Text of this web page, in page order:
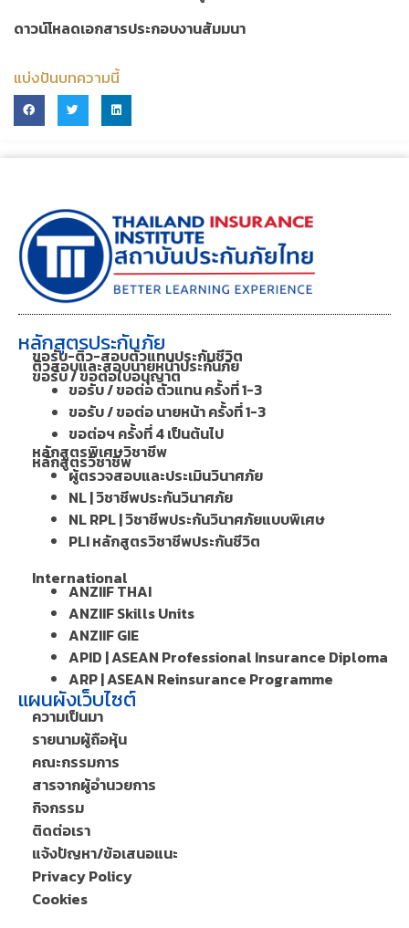
ดาวน์โหลดเอกสารประกอบงานสัมมนา
แบ่งปันบทความนี้
หลักสูตรประกันภัย
ขอรับ-ติว-สอบตัวแทนประกันชีวิต
ติวสอบและสอบนายหน้าประกันภัย
ขอรับ / ขอต่อใบอนุญาต
ขอรับ / ขอต่อ ตัวแทน ครั้งที่ 1-3
ขอรับ / ขอต่อ นายหน้า ครั้งที่ 1-3
ขอต่อฯ ครั้งที่ 4 เป็นต้นไป
หลักสูตรพิเศษวิชาชีพ
หลักสูตรวิชาชีพ
ผู้ตรวจสอบและประเมินวินาศภัย
NL | วิชาชีพประกันวินาศภัย
NL RPL | วิชาชีพประกันวินาศภัยแบบพิเศษ
PLI หลักสูตรวิชาชีพประกันชีวิต
International
ANZIIF THAI
ANZIIF Skills Units
ANZIIF GIE
APID | ASEAN Professional Insurance Diploma
ARP | ASEAN Reinsurance Programme
แผนผังเว็บไซต์
ความเป็นมา
รายนามผู้ถือหุ้น
คณะกรรมการ
สารจากผู้อำนวยการ
กิจกรรม
ติดต่อเรา
แจ้งปัญหา/ข้อเสนอแนะ
Privacy Policy
Cookies